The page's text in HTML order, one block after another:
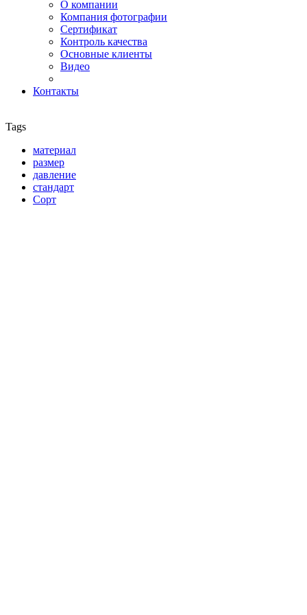
О компании
Компания фотографии
Сертификат
Контроль качества
Основные клиенты
Видео
Контакты
Tags
материал
размер
давление
стандарт
Сорт